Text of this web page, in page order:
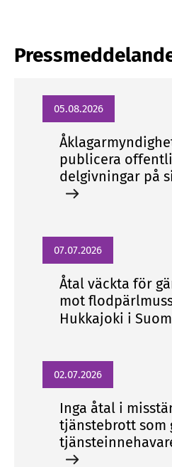
05.08.2026
publicera
delgivningar på
07.07.2026
Åtal väckta för
mot
Hukkajoki i
02.07.2026
Inga åtal i
tjänstebrott som